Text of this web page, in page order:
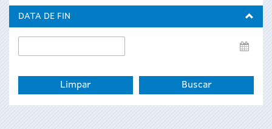
DATA DE FIN
de